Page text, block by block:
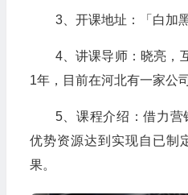
3、开课地址：「白加
4、讲课导师：晓亮，
1年，目前在河北有一家公司
5、课程介绍：借力营
优势资源达到实现自已制
果。